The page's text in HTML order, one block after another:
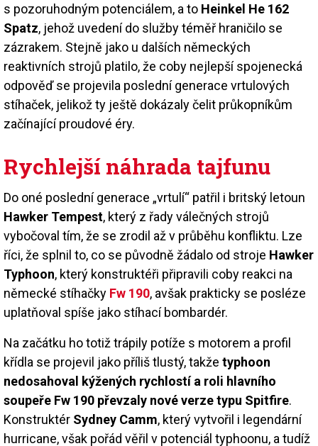
s pozoruhodným potenciálem, a to Heinkel He 162
Spatz, jehož uvedení do služby téměř hraničilo se
zázrakem. Stejně jako u dalších německých
reaktivních strojů platilo, že coby nejlepší spojenecká
odpověď se projevila poslední generace vrtulových
stíhaček, jelikož ty ještě dokázaly čelit průkopníkům
začínající proudové éry.
Rychlejší náhrada tajfunu
Do oné poslední generace „vrtulí“ patřil i britský letoun
Hawker Tempest, který z řady válečných strojů
vybočoval tím, že se zrodil až v průběhu konfliktu. Lze
říci, že splnil to, co se původně žádalo od stroje Hawker
Typhoon, který konstruktéři připravili coby reakci na
německé stíhačky Fw 190, avšak prakticky se posléze
uplatňoval spíše jako stíhací bombardér.
Na začátku ho totiž trápily potíže s motorem a profil
křídla se projevil jako příliš tlustý, takže typhoon
nedosahoval kýžených rychlostí a roli hlavního
soupeře Fw 190 převzaly nové verze typu Spitfire.
Konstruktér Sydney Camm, který vytvořil i legendární
hurricane, však pořád věřil v potenciál typhoonu, a tudíž